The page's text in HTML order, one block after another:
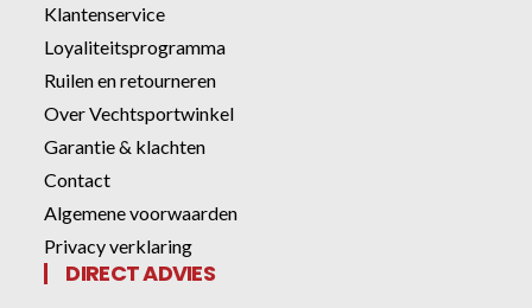
Klantenservice
Loyaliteitsprogramma
Ruilen en retourneren
Over Vechtsportwinkel
Garantie & klachten
Contact
Algemene voorwaarden
Privacy verklaring
DIRECT ADVIES